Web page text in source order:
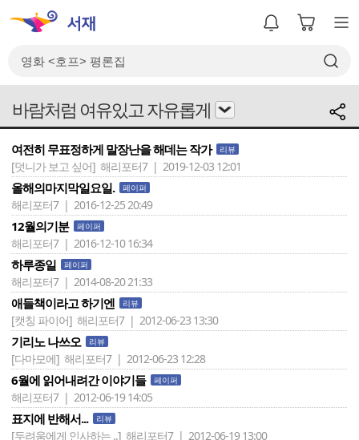
바람처럼 여유있고 자유롭게
여전히 무표정하게 말장난을 해데는 작가 리뷰
[덧니가 보고 싶어] 해리포터7 | 2019-12-03 12:01
올해의마지막일요일. 페이퍼
해리포터7 | 2016-12-25 20:49
12월의기분 페이퍼
해리포터7 | 2016-12-10 16:34
하루종일 페이퍼
해리포터7 | 2014-08-20 21:33
애들책이라고 하기엔 리뷰
[캣칭 파이어] 해리포터7 | 2012-06-23 13:30
기리노 나쓰오 리뷰
[다마모에] 해리포터7 | 2012-06-23 12:28
6월에 읽어내려간 이야기들 페이퍼
해리포터7 | 2012-06-19 14:05
표지에 반해서... 리뷰
[두려움에게 인사하는 ..] 해리포터7 | 2012-06-19 13:00